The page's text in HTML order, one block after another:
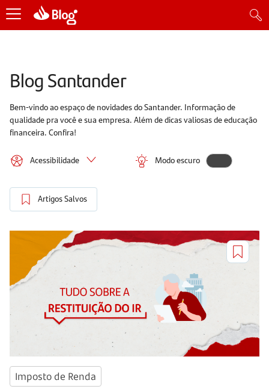
Blog Santander
Bem-vindo ao espaço de novidades do Santander. Informação de
qualidade pra você e sua empresa. Além de dicas valiosas de educação
financeira. Confira!
Acessibilidade Modo escuro
Artigos Salvos
Imposto de Renda